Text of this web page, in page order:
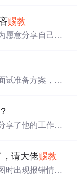
赐教
愿意分享自己经
试准备方案，包
？
享了他的工作经
上的巨大反差让
请大佬赐教
时出现报错情